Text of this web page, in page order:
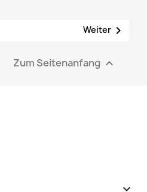
Weiter 
Zum Seitenanfang 